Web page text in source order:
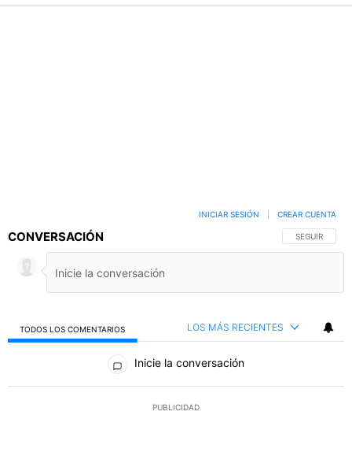
CONVERSACIÓN SIGA ESTA
SEGUIR
INICIAR SESIÓN CREAR CUENTA
TODOS LOS COMENTARIOS LOS MÁS RECIENTES
Todos los comentarios
Inicie la conversación
PUBLICIDAD